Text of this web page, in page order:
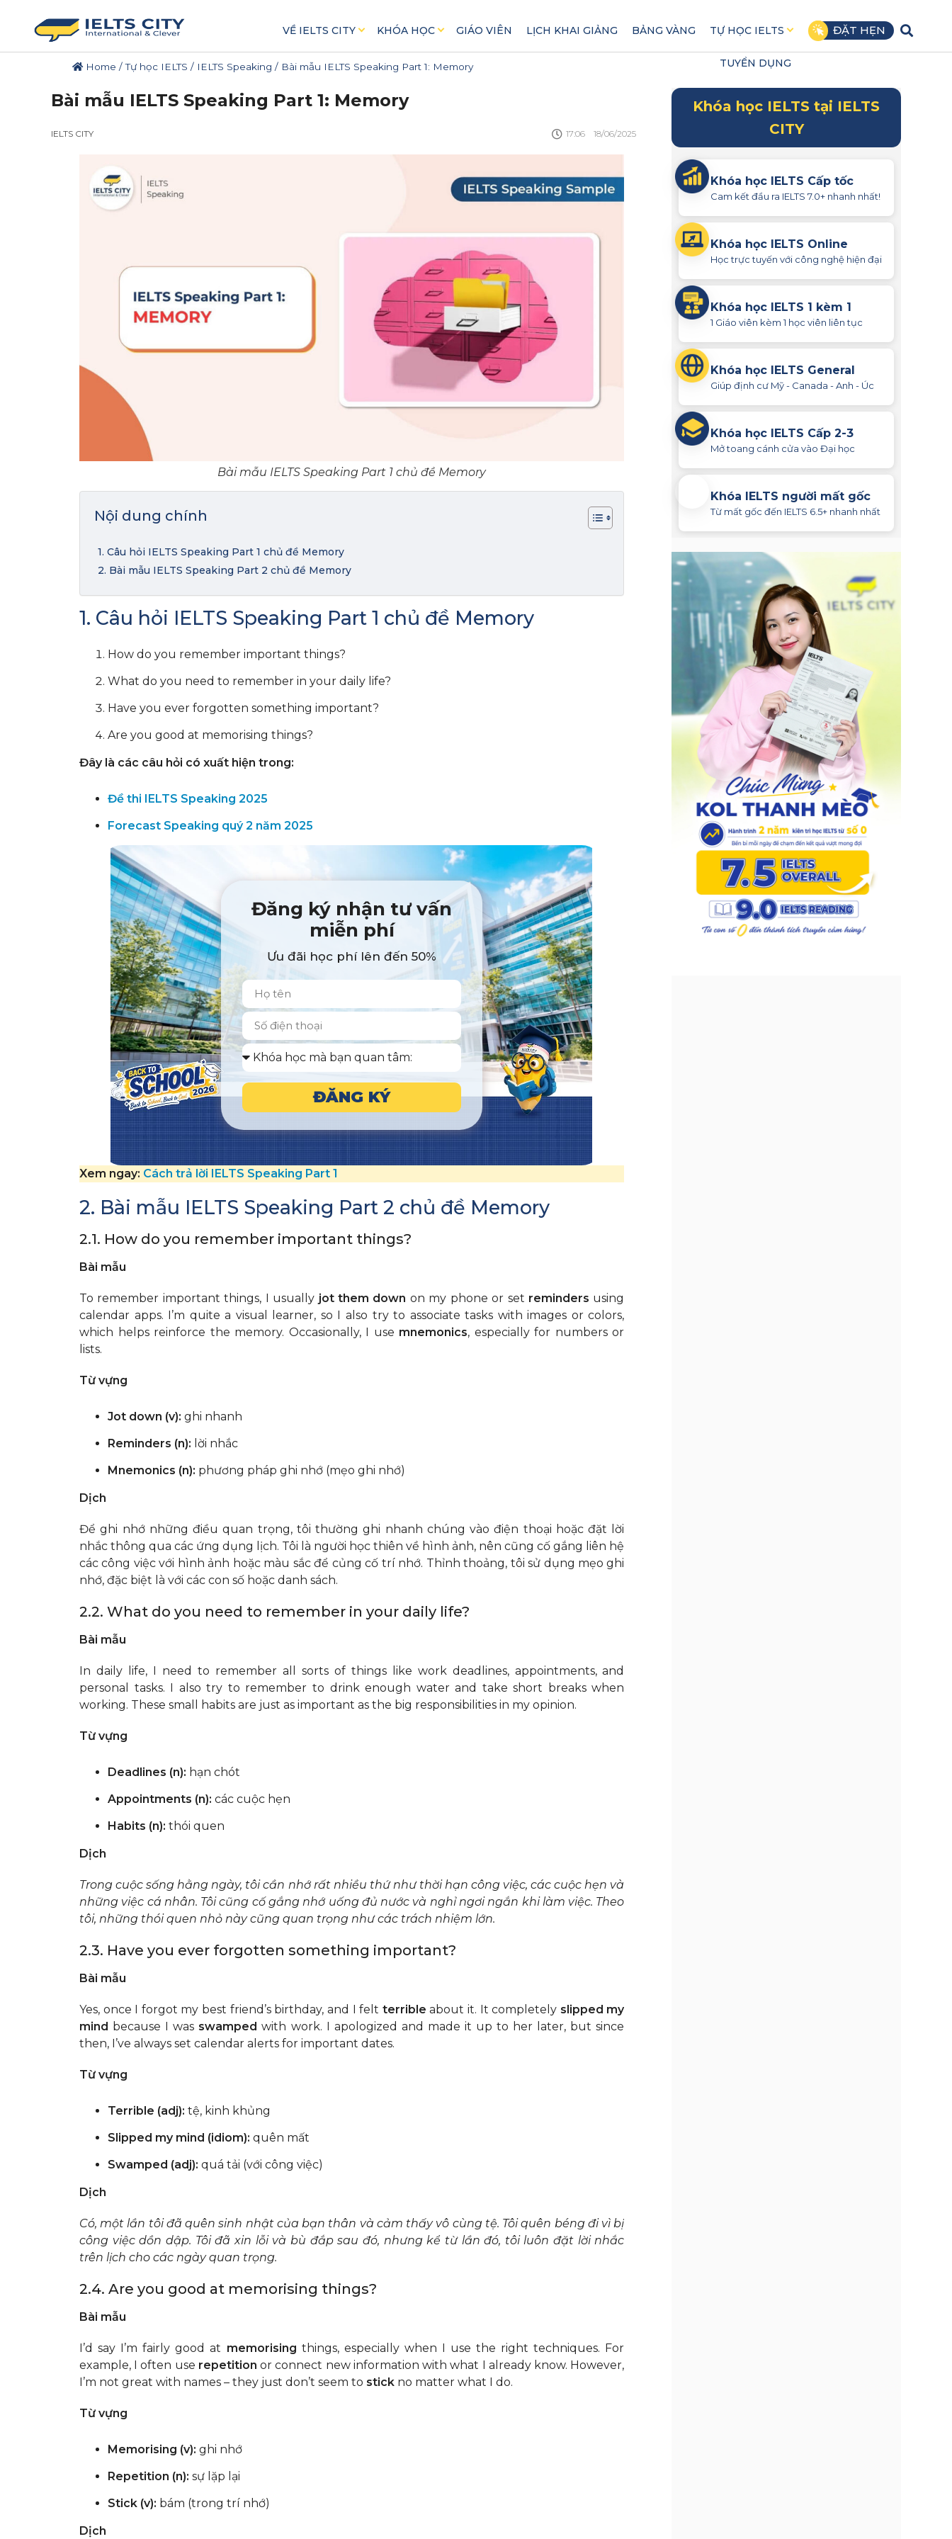
VỀ IELTS CITY KHÓA HỌC GIÁO VIÊN LỊCH KHAI GIẢNG BẢNG VÀNG TỰ HỌC IELTS
TUYỂN DỤNG
ĐẶT HẸN
Home /Tự học IELTS / IELTS Speaking / Bài mẫu IELTS Speaking Part 1: Memory
Bài mẫu IELTS Speaking Part 1: Memory
IELTS CITY 17:06 18/06/2025
Bài mẫu IELTS Speaking Part 1 chủ đề Memory
Nội dung chính
1. Câu hỏi IELTS Speaking Part 1 chủ đề Memory
2. Bài mẫu IELTS Speaking Part 2 chủ đề Memory
1. Câu hỏi IELTS Speaking Part 1 chủ đề Memory
How do you remember important things?
What do you need to remember in your daily life?
Have you ever forgotten something important?
Are you good at memorising things?
Đây là các câu hỏi có xuất hiện trong:
Đề thi IELTS Speaking 2025
Forecast Speaking quý 2 năm 2025
Đăng ký nhận tư vấn
miễn phí
Ưu đãi học phí lên đến 50%
ĐĂNG KÝ
Xem ngay: Cách trả lời IELTS Speaking Part 1
2. Bài mẫu IELTS Speaking Part 2 chủ đề Memory
2.1. How do you remember important things?
Bài mẫu
To remember important things, I usually jot them down on my phone or set reminders using
calendar apps. I’m quite a visual learner, so I also try to associate tasks with images or colors,
which helps reinforce the memory. Occasionally, I use mnemonics, especially for numbers or
lists.
Từ vựng
Jot down (v): ghi nhanh
Reminders (n): lời nhắc
Mnemonics (n): phương pháp ghi nhớ (mẹo ghi nhớ)
Dịch
Để ghi nhớ những điều quan trọng, tôi thường ghi nhanh chúng vào điện thoại hoặc đặt lời
nhắc thông qua các ứng dụng lịch. Tôi là người học thiên về hình ảnh, nên cũng cố gắng liên hệ
các công việc với hình ảnh hoặc màu sắc để củng cố trí nhớ. Thỉnh thoảng, tôi sử dụng mẹo ghi
nhớ, đặc biệt là với các con số hoặc danh sách.
2.2. What do you need to remember in your daily life?
Bài mẫu
In daily life, I need to remember all sorts of things like work deadlines, appointments, and
personal tasks. I also try to remember to drink enough water and take short breaks when
working. These small habits are just as important as the big responsibilities in my opinion.
Từ vựng
Deadlines (n): hạn chót
Appointments (n): các cuộc hẹn
Habits (n): thói quen
Dịch
Trong cuộc sống hằng ngày, tôi cần nhớ rất nhiều thứ như thời hạn công việc, các cuộc hẹn và
những việc cá nhân. Tôi cũng cố gắng nhớ uống đủ nước và nghỉ ngơi ngắn khi làm việc. Theo
tôi, những thói quen nhỏ này cũng quan trọng như các trách nhiệm lớn.
2.3. Have you ever forgotten something important?
Bài mẫu
Yes, once I forgot my best friend’s birthday, and I felt terrible about it. It completely slipped my
mind because I was swamped with work. I apologized and made it up to her later, but since
then, I’ve always set calendar alerts for important dates.
Từ vựng
Terrible (adj): tệ, kinh khủng
Slipped my mind (idiom): quên mất
Swamped (adj): quá tải (với công việc)
Dịch
Có, một lần tôi đã quên sinh nhật của bạn thân và cảm thấy vô cùng tệ. Tôi quên béng đi vì bị
công việc dồn dập. Tôi đã xin lỗi và bù đắp sau đó, nhưng kể từ lần đó, tôi luôn đặt lời nhắc
trên lịch cho các ngày quan trọng.
2.4. Are you good at memorising things?
Bài mẫu
I’d say I’m fairly good at memorising things, especially when I use the right techniques. For
example, I often use repetition or connect new information with what I already know. However,
I’m not great with names – they just don’t seem to stick no matter what I do.
Từ vựng
Memorising (v): ghi nhớ
Repetition (n): sự lặp lại
Stick (v): bám (trong trí nhớ)
Dịch
Khóa học IELTS tại IELTS
CITY
Khóa học IELTS Cấp tốc
Cam kết đầu ra IELTS 7.0+ nhanh nhất!
Khóa học IELTS Online
Học trực tuyến với công nghệ hiện đại
Khóa học IELTS 1 kèm 1
1 Giáo viên kèm 1 học viên liên tục
Khóa học IELTS General
Giúp định cư Mỹ - Canada - Anh - Úc
Khóa học IELTS Cấp 2-3
Mở toang cánh cửa vào Đại học
1.0
Khóa IELTS người mất gốc
Từ mất gốc đến IELTS 6.5+ nhanh nhất